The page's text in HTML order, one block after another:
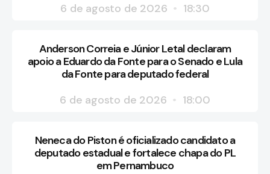
6 de agosto de 2026
18:30
Anderson Correia e Júnior Letal declaram
apoio a Eduardo da Fonte para o Senado e Lula
da Fonte para deputado federal
6 de agosto de 2026
18:00
Neneca do Piston é oficializado candidato a
deputado estadual e fortalece chapa do PL
em Pernambuco